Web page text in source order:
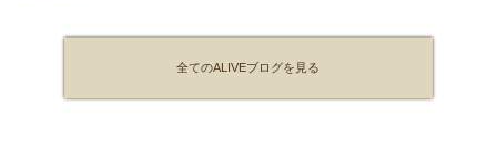
全てのALIVEブログを見る